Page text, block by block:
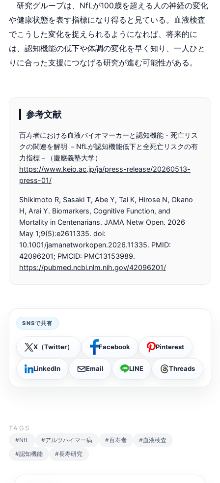
研究グループは、NfLが100歳を超える人の神経の変化
や健康状態を表す指標になり得ると見ている。血液検査
でこうした変化を捉えられるようになれば、将来的に
は、認知機能の低下や体調の変化を早く知り、一人ひと
りに合った支援につなげる研究が進む可能性がある。
参考文献
百寿者における血液バイオマーカーと認知機能・死亡リス
クの関連を解明 －NfLが認知機能低下と全死亡リスクの有
力指標－（慶應義塾大学）
https://www.keio.ac.jp/ja/press-release/20260513-
press-01/
Shikimoto R, Sasaki T, Abe Y, Tai K, Hirose N, Okano
H, Arai Y. Biomarkers, Cognitive Function, and
Mortality in Centenarians. JAMA Netw Open. 2026
May 1;9(5):e2611335. doi:
10.1001/jamanetworkopen.2026.11335. PMID:
42096201; PMCID: PMC13153989.
https://pubmed.ncbi.nlm.nih.gov/42096201/
SNSで共有
X（Twitter） Facebook Pinterest
LinkedIn Email LINE Threads
TAGS
#NfL
#アルツハイマー病 #百寿者
#血液検査
#認知機能
#長寿研究